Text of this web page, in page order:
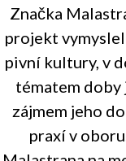
Značka
projekt
pivní kultury, v
tématem doby
zájmem jeho
praxí v